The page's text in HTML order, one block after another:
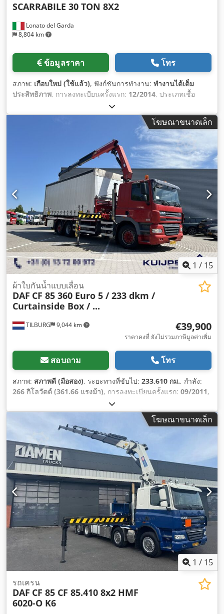
Lonato del Garda
8,804 km
SCARRABILE 30 TON 8X2
ข้อมูลราคา โทร
สภาพ: เกือบใหม่ (ใช้แล้ว), ฟังก์ชันการทำงาน: ทำงานได้เต็ม
ประสิทธิภาพ, การลงทะเบียนครั้งแรก: 12/2014, ประเภทเชื้อ
, ระดับชั้นการปล่อยมลพิษ:
กำลัง:340 กิโลวัตต์ (462.27 แรงม้า), อุปกรณ์:ถุงลมนิรภัย, รีทาร์
เดอร์, สปอยเลอร์, เครื่องปรับอากาศ, เอบีเอส, โฆษณาขนาดเล็ก
1 / 15
TILBURG 9,044 km
ผ้าใบกันน้ำแบบเลื่อน
DAF CF 85 360 Euro 5 / 233 dkm /
Curtainside Box / ...
€39,900
ราคาคงที่ ยังไม่รวมภาษีมูลค่าเพิ่ม
สอบถาม โทร
สภาพ: สภาพดี (มือสอง), ระยะทางที่ขับไป: 233,610 กม., กำลัง:
266 กิโลวัตต์ (361.66 แรงม้า), การลงทะเบียนครั้งแรก: 09/2011,
, ขนาดยาง:
กำหนดค่าของเพลา:6x2, ระยะฐานล้อ:6,450 มม, เชื้อเพลิง:
, ห้องโดยสารคนขับ: ห้องโดยสารนอน, ประเภท
, จำนวนเกียร์:12, ระดับชั้นการปล่อยมลพิษ:
5, ช่วงล่าง:เหล็ก-อากาศ , จำนวนที่นั่ง:2, ความยาวทั้งหมด:
10,060 มม , ความกว้างทั้งหมด:2,550 มม, ความสูงรวม:
มม, น้ำหนักบรรทุกเพลาที่อนุญาต (เพลา 1):9,000 กก., น้ำหนัก
บรรทุกที่อนุญาตของเพลา (เพลา 2):11,500 กก., น้ำหนักเพลาที่
อนุญาต (เพลา 3):7,500 กก., ความยาวพื้นที่บรรทุก:7,350 มม,
ความกว้างของพื้นที่บรรทุก:
2,490 มม, ความสูงพื้นที่บรรทุกสินค้า:
2,520 มม, ปีที่ผลิต: , อุปกรณ์:กระจกมองข้างปรับไฟฟ้า, การ
ปรับหน้าต่างไฟฟ้า, ข้อต่อพ่วงรถพ่วง, ระบบควบคุมความเร็ว
อัตโนมัติ, ระบบล็อกกลาง, ล็อกดิฟเฟอเรนเชียล, เครน, เครื่องปรับ
อากาศ, เอบีเอส, แผ่นกรองเขม่า, ไฟตัดหมอก,
โฆษณาขนาดเล็ก
1 / 15
รถเครน
DAF CF 85 CF 85.410 8x2 HMF
6020-O K6